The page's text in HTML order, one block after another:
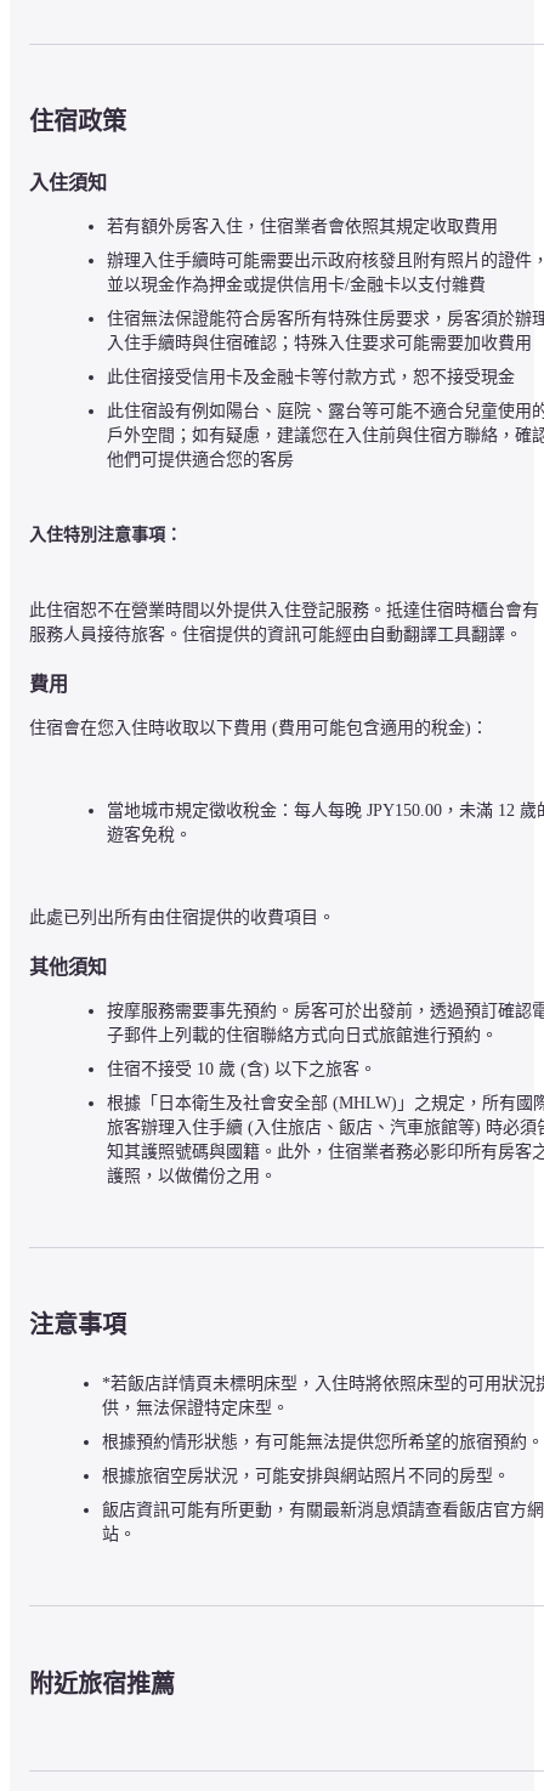
住宿政策
入住須知
若有額外房客入住，住宿業者會依照其規定收取費用
辦理入住手續時可能需要出示政府核發且附有照片的證件
並以現金作為押金或提供信用卡/金融卡以支付雜費
住宿無法保證能符合房客所有特殊住房要求，房客須於辦
入住手續時與住宿確認；特殊入住要求可能需要加收費用
此住宿接受信用卡及金融卡等付款方式，恕不接受現金
此住宿設有例如陽台、庭院、露台等可能不適合兒童使用
戶外空間；如有疑慮，建議您在入住前與住宿方聯絡，確
他們可提供適合您的客房
入住特別注意事項：
此住宿恕不在營業時間以外提供入住登記服務。抵達住宿時櫃台會有
服務人員接待旅客。住宿提供的資訊可能經由自動翻譯工具翻譯。
費用
住宿會在您入住時收取以下費用 (費用可能包含適用的稅金)：
當地城市規定徵收稅金：每人每晚 JPY150.00，未滿 12 歲
遊客免稅。
此處已列出所有由住宿提供的收費項目。
其他須知
按摩服務需要事先預約。房客可於出發前，透過預訂確認
子郵件上列載的住宿聯絡方式向日式旅館進行預約。
住宿不接受 10 歲 (含) 以下之旅客。
根據「日本衛生及社會安全部 (MHLW)」之規定，所有國
旅客辦理入住手續 (入住旅店、飯店、汽車旅館等) 時必須
知其護照號碼與國籍。此外，住宿業者務必影印所有房客
護照，以做備份之用。
注意事項
*若飯店詳情頁未標明床型，入住時將依照床型的可用狀況
供，無法保證特定床型。
根據預約情形狀態，有可能無法提供您所希望的旅宿預約。
根據旅宿空房狀況，可能安排與網站照片不同的房型。
飯店資訊可能有所更動，有關最新消息煩請查看飯店官方網
站。
附近旅宿推薦